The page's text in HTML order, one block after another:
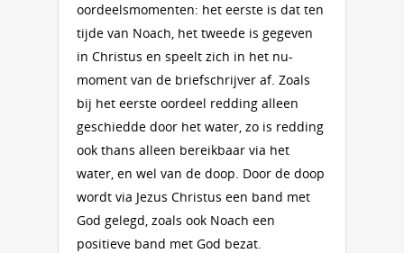
oordeelsmomenten: het eerste is dat ten
tijde van Noach, het tweede is gegeven
in Christus en speelt zich in het nu-
moment van de briefschrijver af. Zoals
bij het eerste oordeel redding alleen
geschiedde door het water, zo is redding
ook thans alleen bereikbaar via het
water, en wel van de doop. Door de doop
wordt via Jezus Christus een band met
God gelegd, zoals ook Noach een
positieve band met God bezat.